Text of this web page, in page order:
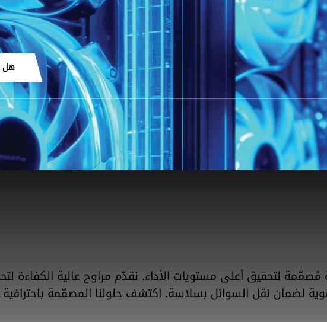
SearchButtonText
هل
مُصمَّمة لتحقيق أعلى مستويات الأداء. نقدّم مراوح عالية الكفاءة
لضمان نقل السوائل بسلاسة. اكتشف حلولنا المصمَّمة باحترافية